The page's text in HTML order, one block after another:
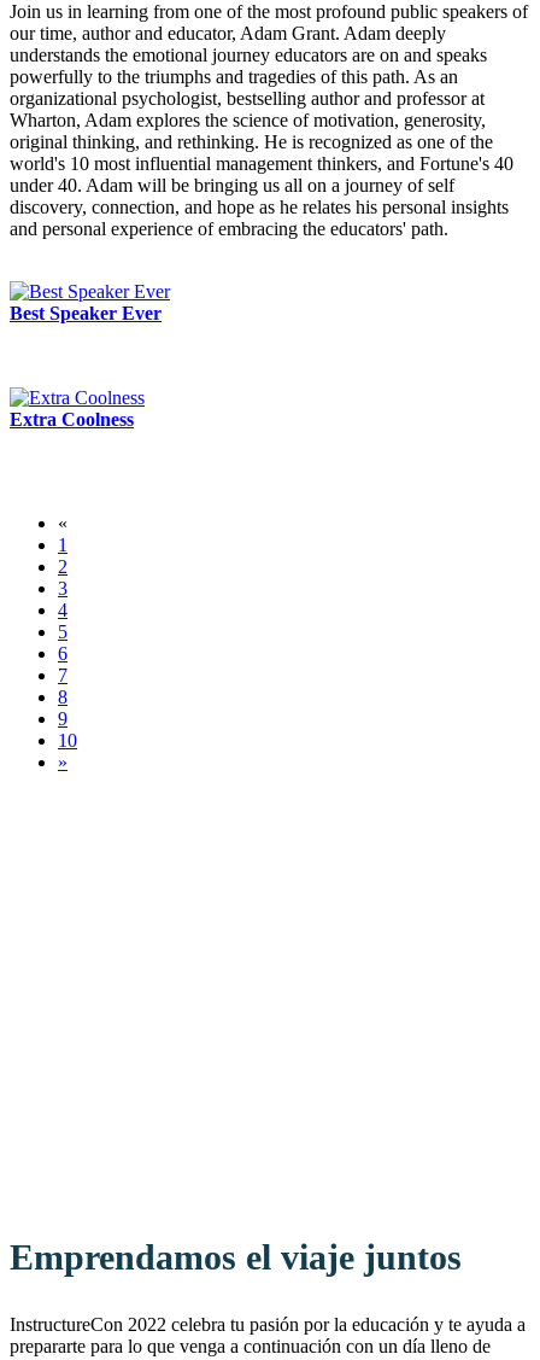
Join us in learning from one of the most profound public speakers of
our time, author and educator, Adam Grant. Adam deeply
understands the emotional journey educators are on and speaks
powerfully to the triumphs and tragedies of this path. As an
organizational psychologist, bestselling author and professor at
Wharton, Adam explores the science of motivation, generosity,
original thinking, and rethinking. He is recognized as one of the
world's 10 most influential management thinkers, and Fortune's 40
under 40. Adam will be bringing us all on a journey of self
discovery, connection, and hope as he relates his personal insights
and personal experience of embracing the educators' path.
Best Speaker Ever
Extra Coolness
«
1
2
3
4
5
6
7
8
9
10
»
Emprendamos el viaje juntos
InstructureCon 2022 celebra tu pasión por la educación y te ayuda a
prepararte para lo que venga a continuación con un día lleno de